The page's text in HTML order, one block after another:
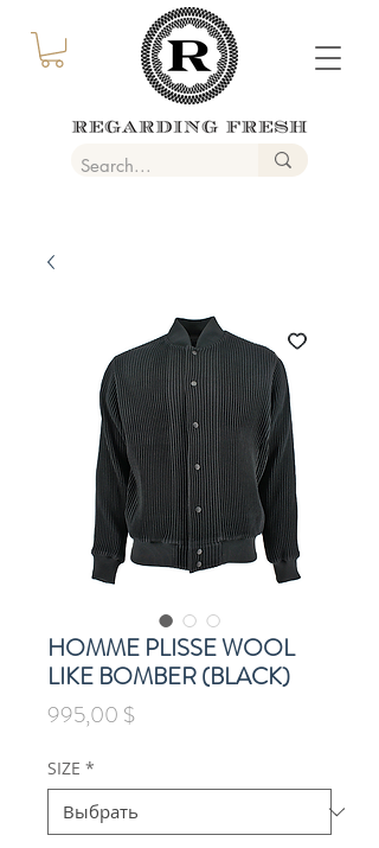
HOMME PLISSE WOOL
LIKE BOMBER (BLACK)
995,00 $Цена
SIZE *